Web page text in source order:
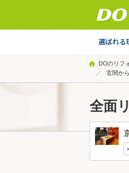
DOのリフ
玄関か
全面